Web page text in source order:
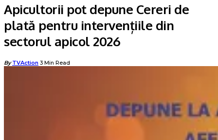
Apicultorii pot depune Cereri de
plată pentru intervențiile din
sectorul apicol 2026
Posted
ByTVAction 3 Min Read